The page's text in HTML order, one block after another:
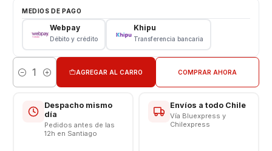
Modelo: HB5066A1EGW-A
Voltaje: 3.82 v - 19.47wh
Compatibilidades
Honor X7a(Submodelos: RKY-LX1, RKY-LX2, RKY-LX3)
Honor Play 40 Plus
(Modelo: RKY-AN00)
Honor Play 7T
-----------------------------------------
MEDIOS DE PAGO
Webpay
Débito y crédito
Khipu
Transferencia bancaria
Cantidad
AGREGAR AL CARRO COMPRAR AHORA
Despacho mismo
día
Pedidos antes de las
12h en Santiago
Envíos a todo Chile
Vía Bluexpress y
Chilexpress